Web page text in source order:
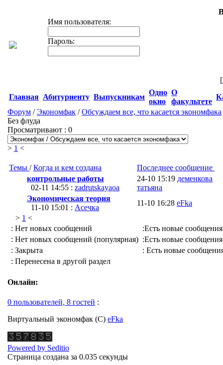
Имя пользователя:
Пароль:
[
Главная Абитуриенту Выпускникам
Одно
окно
О
факультете
Форум /Экономфак /Обсуждаем все, что касается экономфака
Без флуда
Просматривают : 0
> 1 <
Темы /Когда и кем создана
Последнее сообщение
контрольные работы
02-11 14:55 : zadrutskayaoa
24-10 15:19 деменкова
татьяна
Экономическая теория
11-10 15:01 : Асечка
11-10 16:28 eFka
> 1 <
: Нет новых сообщений
:Есть новые сообщения
: Нет новых сообщений (популярная) :Есть новые
: Закрыта
: Есть новые
: Перенесена в другой раздел
Онлайн:
0 пользователей, 8 гостей :
Виртуальный экономфак (С) eFka
Powered by Seditio
Страница создана за 0.035 секунды